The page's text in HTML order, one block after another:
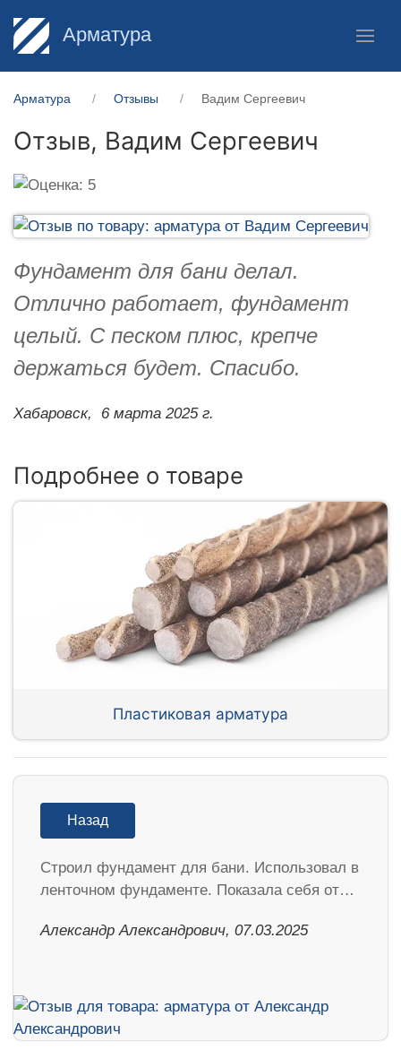
Арматура
Арматура Отзывы Вадим Сергеевич
Отзыв, Вадим Сергеевич
Фундамент для бани делал.
Отлично работает, фундамент
целый. С песком плюс, крепче
держаться будет. Спасибо.
Хабаровск, 6 марта 2025 г.
Подробнее о товаре
Пластиковая арматура
Назад
Строил фундамент для бани. Использовал в
ленточном фундаменте. Показала себя от…
Александр Александрович, 07.03.2025